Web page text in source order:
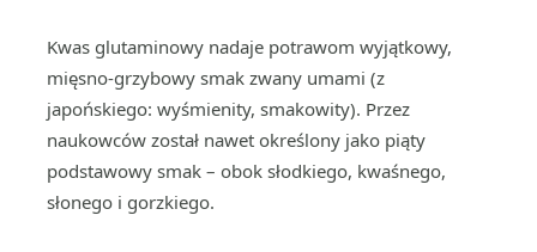
Kwas glutaminowy nadaje potrawom wyjątkowy,
mięsno-grzybowy smak zwany umami (z
japońskiego: wyśmienity, smakowity). Przez
naukowców został nawet określony jako piąty
podstawowy smak – obok słodkiego, kwaśnego,
słonego i gorzkiego.